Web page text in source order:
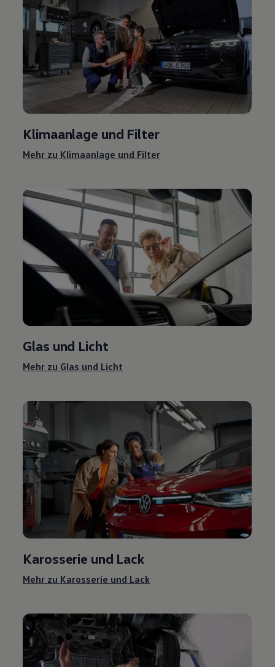
Klimaanlage und Filter
Mehr zu Klimaanlage und Filter
Glas und Licht
Mehr zu Glas und Licht
Karosserie und Lack
Mehr zu Karosserie und Lack